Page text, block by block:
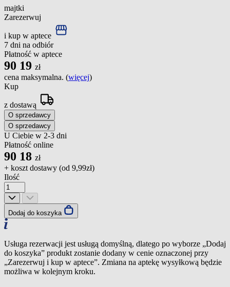
majtki
Zarezerwuj
i kup w aptece
7 dni na odbiór
Płatność w aptece
90 19 zł
cena maksymalna. (więcej)
Kup
z dostawą
O sprzedawcy
O sprzedawcy
U Ciebie w 2-3 dni
Płatność online
90 18 zł
+ koszt dostawy (od 9,99zł)
Ilość
Dodaj do koszyka
Usługa rezerwacji jest usługą domyślną, dlatego po wyborze „Dodaj
do koszyka” produkt zostanie dodany w cenie oznaczonej przy
„Zarezerwuj i kup w aptece”. Zmiana na aptekę wysyłkową będzie
możliwa w kolejnym kroku.